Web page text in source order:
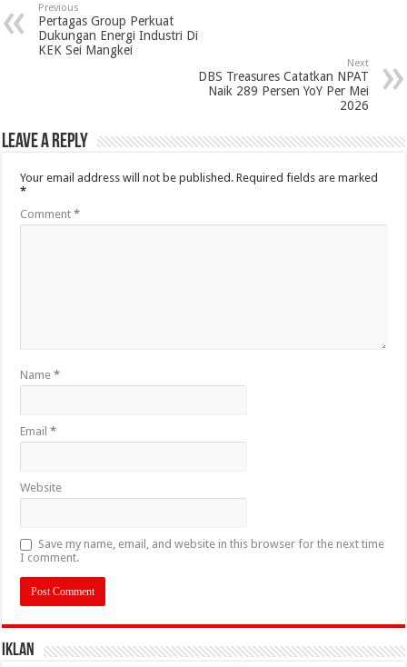
Previous
Pertagas Group Perkuat
Dukungan Energi Industri Di
KEK Sei Mangkei
Next
DBS Treasures Catatkan NPAT
Naik 289 Persen YoY Per Mei
2026
Leave a Reply
Your email address will not be published. Required fields are marked
*
Comment*
Name*
Email*
Website
Save my name, email, and website in this browser for the next time
I comment.
IKLAN